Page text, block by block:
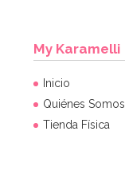
My Karamelli
Inicio
Quiénes Somos
Tienda Física